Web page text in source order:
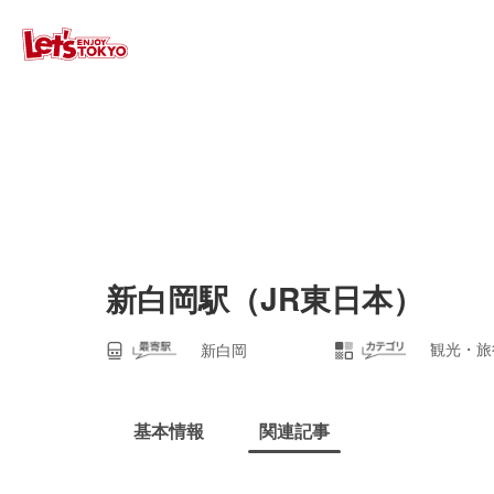
新白岡駅（JR東日本）
新白岡 観光・
基本情報 関連記事